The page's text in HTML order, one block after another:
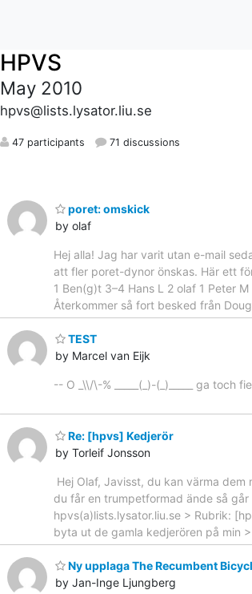
HPVS
May 2010
hpvs@lists.lysator.liu.se
47 participants 71 discussions
poret: omskick
by olaf
Hej alla! Jag har varit utan e-mail
att fler poret-dynor önskas. Här ett
1 Ben(g)t 3–4 Hans L 2 olaf 1 Peter
Återkommer så fort besked från
TEST
by Marcel van Eijk
-- O _\\/\-% _____(_)-(_)_____ ga toch
Re: [hpvs] Kedjerör
by Torleif Jonsson
Hej Olaf, Javisst, du kan värma
du får en trumpetformad ände så
hpvs(a)lists.lysator.liu.se > Rubrik:
byta ut de gamla kedjerören på min
Ny upplaga The Recumbent
by Jan-Inge Ljungberg